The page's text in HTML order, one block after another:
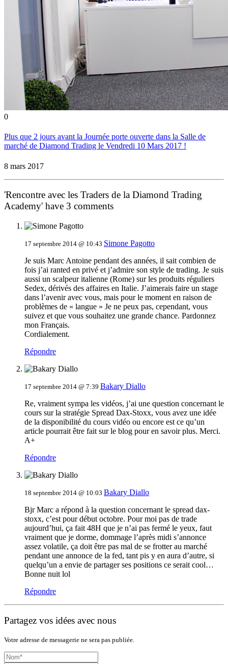
0
Plus que 2 jours avant la Journée porte ouverte dans la Salle de
marché de Diamond Trading le Vendredi 10 Mars 2017 !
8 mars 2017
'Rencontre avec les Traders de la Diamond Trading
Academy' have 3 comments
17 septembre 2014 @ 10:43 Simone Pagotto
Je suis Marc Antoine pendant des années, il sait combien de
fois j’ai ranted en privé et j’admire son style de trading. Je suis
aussi un scalpeur italienne (Rome) sur les produits réguliers
Sedex, dérivés des affaires en Italie. J’aimerais faire un stage
dans l’avenir avec vous, mais pour le moment en raison de
problèmes de « langue » Je ne peux pas, cependant, vous
suivez et que vous souhaitez une grande chance. Pardonnez
mon Français.
Cordialement.
Répondre
17 septembre 2014 @ 7:39 Bakary Diallo
Re, vraiment sympa les vidéos, j’ai une question concernant le
cours sur la stratégie Spread Dax-Stoxx, vous avez une idée
de la disponibilité du cours vidéo ou encore est ce qu’un
article pourrait être fait sur le blog pour en savoir plus. Merci.
A+
Répondre
18 septembre 2014 @ 10:03 Bakary Diallo
Bjr Marc a répond à la question concernant le spread dax-
stoxx, c’est pour début octobre. Pour moi pas de trade
aujourd’hui, ça fait 48H que je n’ai pas fermé le yeux, faut
vraiment que je dorme, dommage l’après midi s’annonce
assez volatile, ça doit être pas mal de se frotter au marché
pendant une annonce de la fed, tant pis y en aura d’autre, si
quelqu’un a envie de partager ses positions ce serait cool…
Bonne nuit lol
Répondre
Partagez vos idées avec nous
Votre adresse de messagerie ne sera pas publiée.